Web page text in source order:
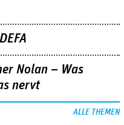
Nolan – Was
nervt
ALLE THEMEN